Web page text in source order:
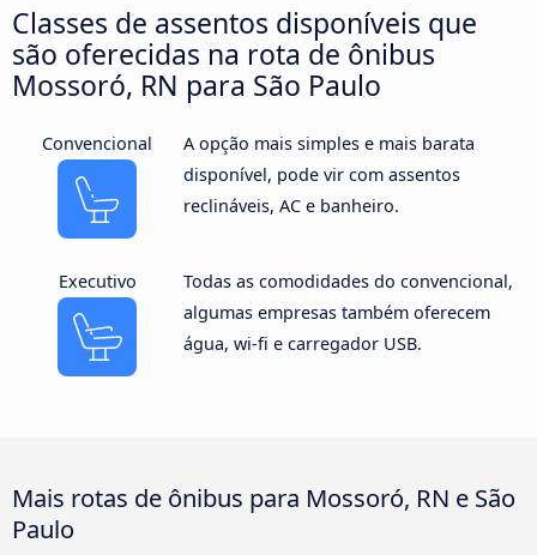
Classes de assentos disponíveis que
são oferecidas na rota de ônibus
Mossoró, RN para São Paulo
Convencional
A opção mais simples e mais barata
disponível, pode vir com assentos
reclináveis, AC e banheiro.
Executivo
Todas as comodidades do convencional,
algumas empresas também oferecem
água, wi-fi e carregador USB.
Mais rotas de ônibus para Mossoró, RN e São
Paulo